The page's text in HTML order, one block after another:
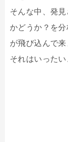
そんな中、発
かどうか？を
が飛び込んで来
それはいった